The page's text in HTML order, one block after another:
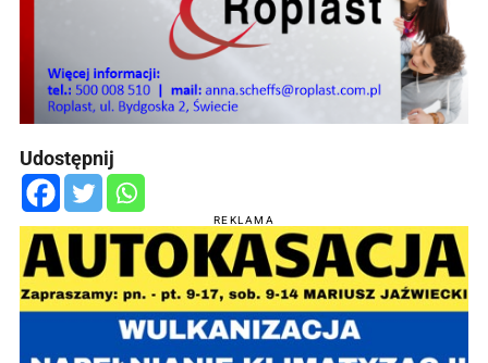
Udostępnij
REKLAMA